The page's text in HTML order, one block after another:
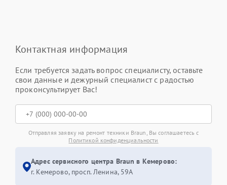
Контактная информация
Если требуется задать вопрос специалисту, оставьте
свои данные и дежурный специалист с радостью
проконсультирует Вас!
Отправляя заявку на ремонт техники Braun, Вы соглашаетесь с
Политикой конфиденциальности
Адрес сервисного центра Braun в Кемерово:
г. Кемерово, просп. Ленина, 59А